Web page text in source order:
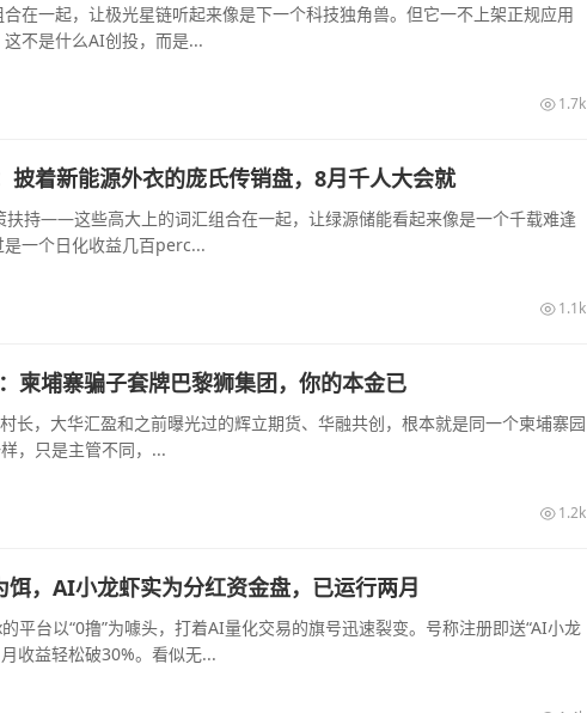
一起，让极光星链听起来像是下一个科技独角兽。但它一不上架正规应用
不是什么AI创投，而是...
1.7k
着新能源外衣的庞氏传销盘，8月千人大会就
扶持——这些高大上的词汇组合在一起，让绿源储能看起来像是一个千载难逢
一个日化收益几百perc...
1.1k
柬埔寨骗子套牌巴黎狮集团，你的本金已
长，大华汇盈和之前曝光过的辉立期货、华融共创，根本就是同一个柬埔寨园
，只是主管不同，...
1.2k
，AI小龙虾实为分红资金盘，已运行两月
平台以“0撸”为噱头，打着AI量化交易的旗号迅速裂变。号称注册即送“AI小龙
收益轻松破30%。看似无...